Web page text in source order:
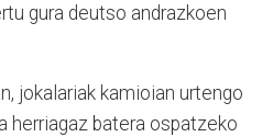
gura deutso andrazkoen
jokalariak kamioian urtengo
herriagaz batera ospatzeko